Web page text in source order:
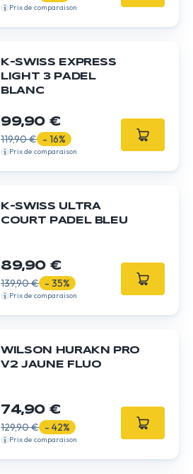
Prix de comparaison
K-SWISS EXPRESS
LIGHT 3 PADEL
BLANC
99,90 €
119,90 € - 16%
Prix de comparaison
K-SWISS ULTRA
COURT PADEL BLEU
89,90 €
139,90 € - 35%
Prix de comparaison
WILSON HURAKN PRO
V2 JAUNE FLUO
74,90 €
129,90 € - 42%
Prix de comparaison